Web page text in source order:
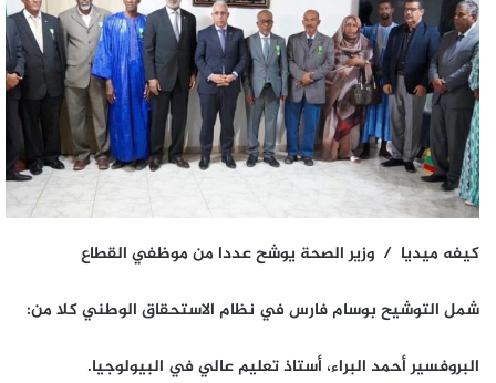
كيفه ميديا / وزير الصحة يوشح عددا من موظفي القطاع
شمل التوشيح بوسام فارس في نظام الاستحقاق الوطني كلا من:
البروفسير أحمد البراء، أستاذ تعليم عالي في البيولوجيا.